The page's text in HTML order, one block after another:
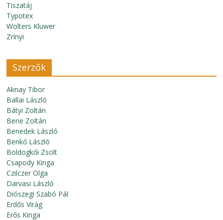
Tiszatáj
Typotex
Wolters Kluwer
Zrínyi
Szerzők
Aknay Tibor
Ballai László
Bátyi Zoltán
Bene Zoltán
Benedek László
Benkő László
Boldogkői Zsolt
Csapody Kinga
Czilczer Olga
Darvasi László
Diószegi Szabó Pál
Erdős Virág
Erős Kinga